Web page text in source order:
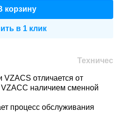
корзину
в 1 клик
отличается от
VZACC наличием сменной
процесс обслуживания